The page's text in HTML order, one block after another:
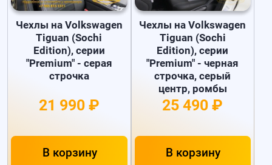
Чехлы на Volkswagen
Tiguan (Sochi
Edition), серии
"Premium" - серая
строчка
21 990 ₽
В корзину
Чехлы на Volkswagen
Tiguan (Sochi
Edition), серии
"Premium" - черная
строчка, серый
центр, ромбы
25 490 ₽
В корзину